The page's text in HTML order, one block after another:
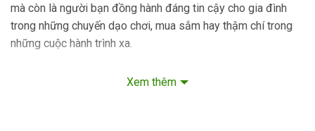
mà còn là người bạn đồng hành đáng tin cậy cho gia đình
trong những chuyến dạo chơi, mua sắm hay thậm chí trong
những cuộc hành trình xa.
Xem thêm